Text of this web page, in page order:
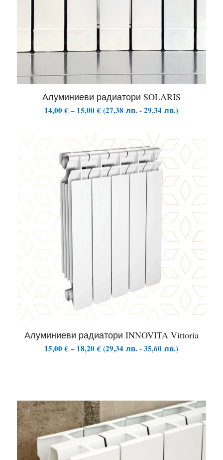
Алуминиеви радиатори SOLARIS
14,00€ – 15,00€Price
through
15,00 €
(27,38лв. -29,34лв.)
Алуминиеви радиатори INNOVITA Vittoria
15,00€ – 18,20€Price
(29,34лв. -35,60лв.)